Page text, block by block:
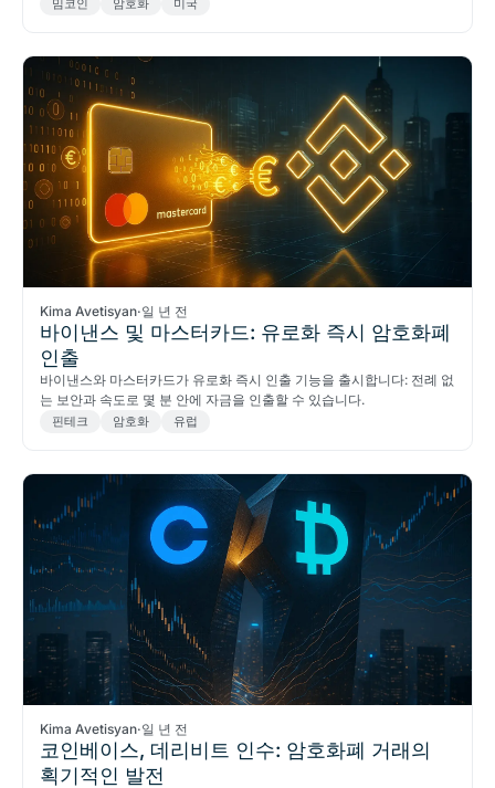
밈코인 암호화 미국
Kima Avetisyan·일 년 전
바이낸스 및 마스터카드: 유로화 즉시 암호화폐
인출
바이낸스와 마스터카드가 유로화 즉시 인출 기능을 출시합니다: 전례 없
는 보안과 속도로 몇 분 안에 자금을 인출할 수 있습니다.
핀테크 암호화 유럽
Kima Avetisyan·일 년 전
코인베이스, 데리비트 인수: 암호화폐 거래의
획기적인 발전